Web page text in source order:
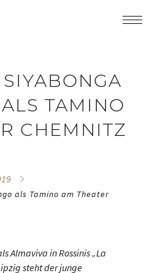
TAMINO
CHEMNITZ
als Tamino am Theater
Almaviva in Rossinis „La
steht der junge